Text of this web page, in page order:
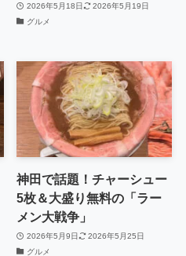
2026年5月18日
2026年5月19日
グルメ
神田で話題！チャーシュー
5枚＆大盛り無料の「ラー
メン大戦争」
2026年5月9日
2026年5月25日
グルメ